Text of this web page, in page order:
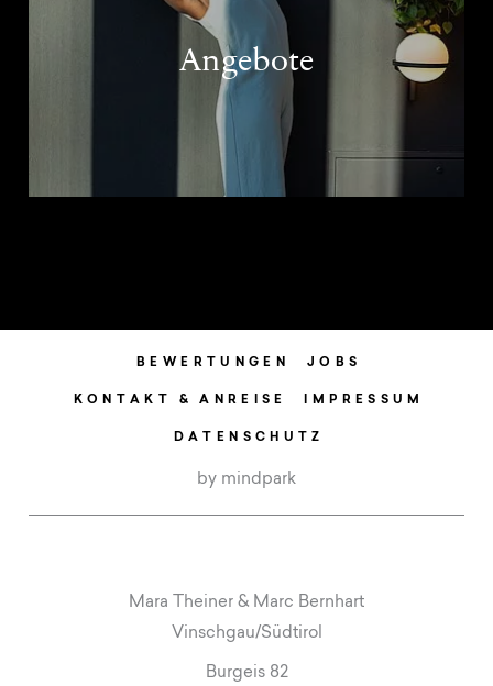
Angebote
by mindpark
BEWERTUNGEN JOBS
KONTAKT & ANREISE IMPRESSUM
DATENSCHUTZ
Mara Theiner & Marc Bernhart
Vinschgau/Südtirol
Burgeis 82